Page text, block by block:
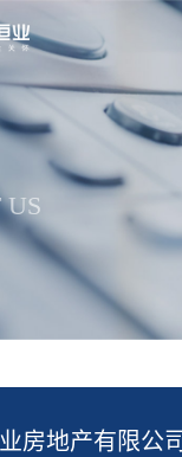
US
房地产有限公司